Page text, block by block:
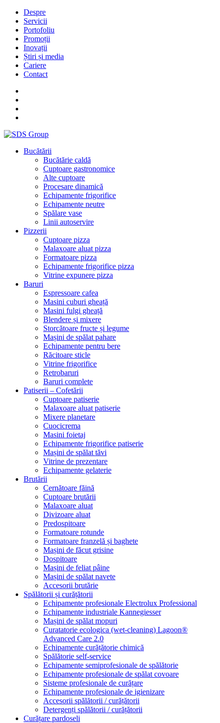
Despre
Servicii
Portofoliu
Promoții
Inovații
Știri și media
Cariere
Contact
Bucătării
Bucătărie caldă
Cuptoare gastronomice
Alte cuptoare
Procesare dinamică
Echipamente frigorifice
Echipamente neutre
Spălare vase
Linii autoservire
Pizzerii
Cuptoare pizza
Malaxoare aluat pizza
Formatoare pizza
Echipamente frigorifice pizza
Vitrine expunere pizza
Baruri
Espressoare cafea
Masini cuburi gheață
Masini fulgi gheață
Blendere și mixere
Storcătoare fructe și legume
Mașini de spălat pahare
Echipamente pentru bere
Răcitoare sticle
Vitrine frigorifice
Retrobaruri
Baruri complete
Patiserii – Cofetării
Cuptoare patiserie
Malaxoare aluat patiserie
Mixere planetare
Cuocicrema
Masini foietaj
Echipamente frigorifice patiserie
Mașini de spălat tăvi
Vitrine de prezentare
Echipamente gelaterie
Brutării
Cernătoare făină
Cuptoare brutării
Malaxoare aluat
Divizoare aluat
Predospitoare
Formatoare rotunde
Formatoare franzelă și baghete
Mașini de făcut grisine
Dospitoare
Mașini de feliat pâine
Mașini de spălat navete
Accesorii brutărie
Spălătorii și curățătorii
Echipamente profesionale Electrolux Professional
Echipamente industriale Kannegiesser
Mașini de spălat mopuri
Curatatorie ecologica (wet-cleaning) Lagoon®
Advanced Care 2.0
Echipamente curățătorie chimică
Spălătorie self-service
Echipamente semiprofesionale de spălătorie
Echipamente profesionale de spălat covoare
Sisteme profesionale de curățare
Echipamente profesionale de igienizare
Accesorii spălătorii / curățătorii
Detergenți spălătorii / curățătorii
Curățare pardoseli